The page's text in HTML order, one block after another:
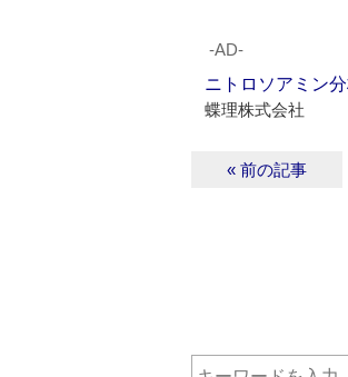
‐AD‐
ニトロソアミン
蝶理株式会社
« 前の記事